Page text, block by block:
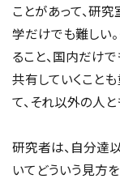
ことがあって、研
学だけでも難しい
ること、国内だけ
共有していくこと
て、それ以外の人
研究者は、自分達
いてどういう見方